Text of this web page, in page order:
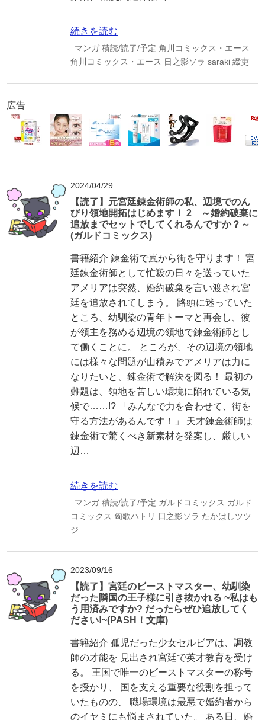
続きを読む
マンガ 積読/読了/予定 角川コミックス・エース
角川コミックス・エース 日之影ソラ saraki 綴吏
広告
2024/04/29
【読了】元宮廷錬金術師の私、辺境でのん
びり領地開拓はじめます！ 2 ～婚約破棄に
追放までセットでしてくれるんですか？～
(ガルドコミックス)
書籍紹介 錬金術で嵐から街を守ります！ 宮
廷錬金術師として忙殺の日々を送っていた
アメリアは突然、婚約破棄を言い渡され宮
廷を追放されてしまう。 路頭に迷っていた
ところ、幼馴染の青年トーマと再会し、彼
が領主を務める辺境の領地で錬金術師とし
て働くことに。 ところが、その辺境の領地
には様々な問題が山積みでアメリアは力に
なりたいと、錬金術で解決を図る！ 最初の
難題は、領地を苦しい環境に陥れている気
候で……!? 「みんなで力を合わせて、街を
守る方法があるんです！」 天才錬金術師は
錬金術で驚くべき新素材を発案し、厳しい
辺…
続きを読む
マンガ 積読/読了/予定 ガルドコミックス ガルド
コミックス 匈歌ハトリ 日之影ソラ たかはしツツ
ジ
2023/09/16
【読了】宮廷のビーストマスター、幼馴染
だった隣国の王子様に引き抜かれる ~私はも
う用済みですか? だったらぜひ追放してく
ださい!~(PASH！文庫)
書籍紹介 孤児だった少女セルビアは、調教
師の才能を 見出され宮廷で英才教育を受け
る。 王国で唯一のビーストマスターの称号
を授かり、 国を支える重要な役割を担って
いたものの、 職場環境は最悪で婚約者から
のイヤミにも悩まされていた。 ある日、婚